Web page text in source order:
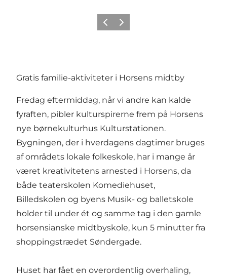
ForrigeNæste
Gratis familie-aktiviteter i Horsens midtby
Fredag eftermiddag, når vi andre kan kalde
fyraften, pibler kulturspirerne frem på Horsens
nye børnekulturhus Kulturstationen.
Bygningen, der i hverdagens dagtimer bruges
af områdets lokale folkeskole, har i mange år
været kreativitetens arnested i Horsens, da
både teaterskolen Komediehuset,
Billedskolen og byens Musik- og balletskole
holder til under ét og samme tag i den gamle
horsensianske midtbyskole, kun 5 minutter fra
shoppingstrædet Søndergade.
Huset har fået en overordentlig overhaling,